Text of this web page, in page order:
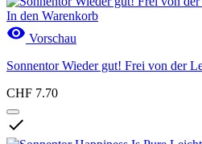
In den Warenkorb
 Vorschau
Sonnentor Wieder gut! Frei von der
CHF 7.70
